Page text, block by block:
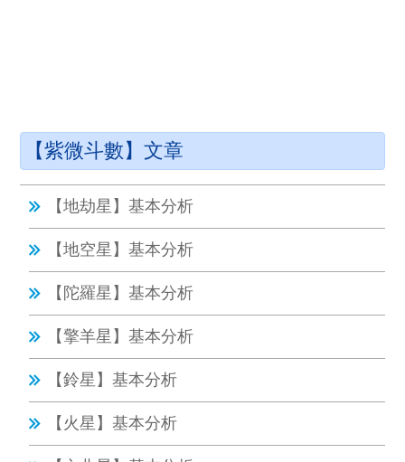
【紫微斗數】文章
【地劫星】基本分析
【地空星】基本分析
【陀羅星】基本分析
【擎羊星】基本分析
【鈴星】基本分析
【火星】基本分析